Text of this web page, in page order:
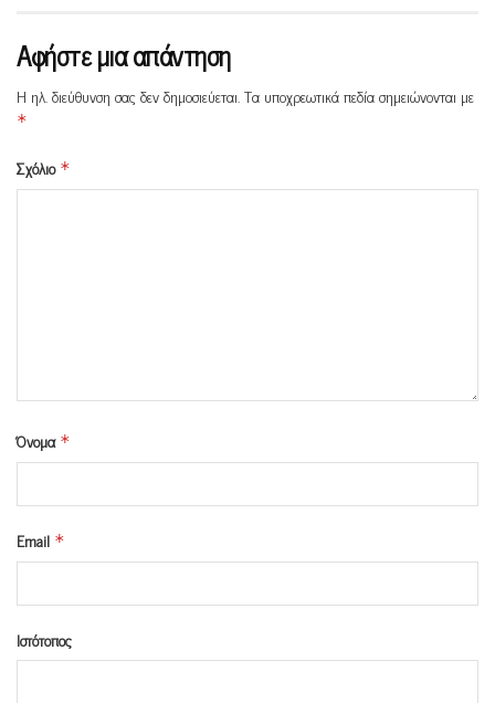
Αφήστε μια απάντηση
Η ηλ. διεύθυνση σας δεν δημοσιεύεται.Τα υποχρεωτικά πεδία σημειώνονται με
*
Σχόλιο *
Όνομα *
Email *
Ιστότοπος